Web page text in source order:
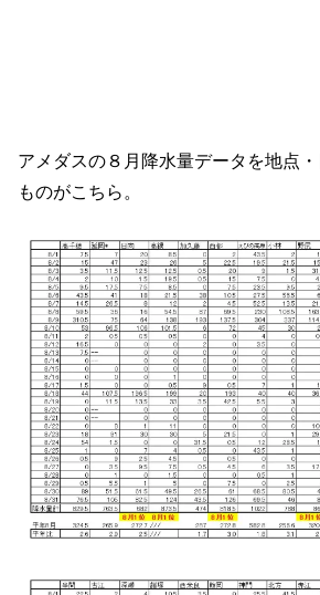
アメダスの８月降水量データを地点
ものがこちら。